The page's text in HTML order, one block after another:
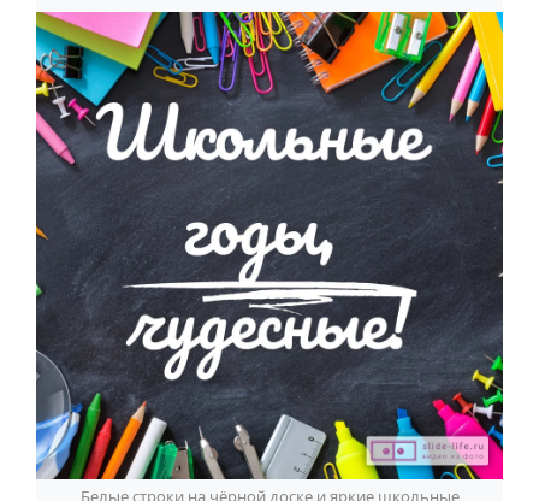
Белые строки на чёрной доске и яркие школьные